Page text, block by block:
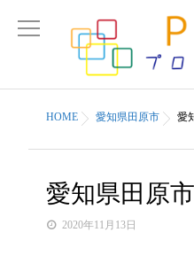
HOME 愛知県田原市 愛
愛知県田原
2020年11月13日